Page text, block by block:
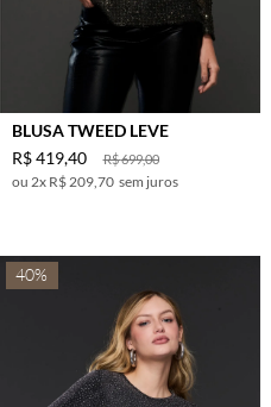
BLUSA TWEED LEVE
R$699,00
R$ 419,40
2x R$ 209,70 sem juros
40%